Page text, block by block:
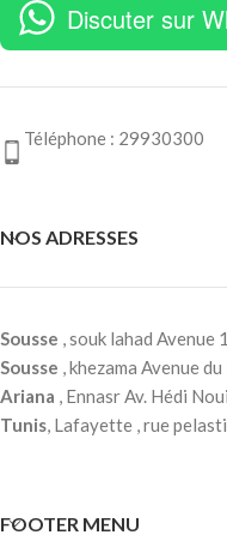
Discuter sur
Téléphone : 29930300
NOS ADRESSES
Sousse , souk lahad
Sousse , khezama Avenue
Ariana , Ennasr Av. Hédi
Tunis, Lafayette , rue
FOOTER MENU